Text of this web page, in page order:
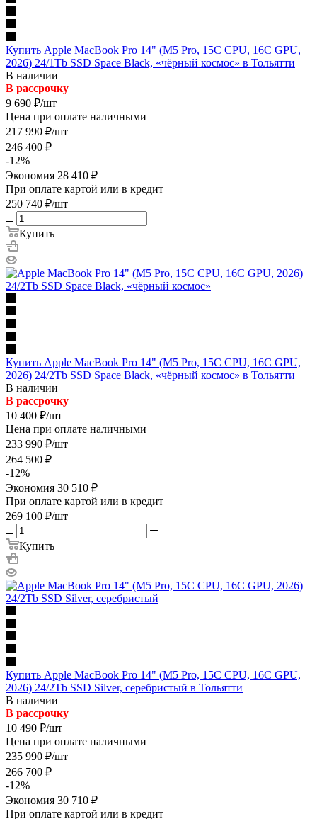
Купить Apple MacBook Pro 14" (M5 Pro, 15C CPU, 16C GPU,
2026) 24/1Tb SSD Space Black, «чёрный космос» в Тольятти
В наличии
В рассрочку
9 690 ₽/шт
Цена при оплате наличными
217 990 ₽/шт
246 400 ₽
-12%
Экономия 28 410 ₽
При оплате картой или в кредит
250 740 ₽/шт
Купить
Купить Apple MacBook Pro 14" (M5 Pro, 15C CPU, 16C GPU,
2026) 24/2Tb SSD Space Black, «чёрный космос» в Тольятти
В наличии
В рассрочку
10 400 ₽/шт
Цена при оплате наличными
233 990 ₽/шт
264 500 ₽
-12%
Экономия 30 510 ₽
При оплате картой или в кредит
269 100 ₽/шт
Купить
Купить Apple MacBook Pro 14" (M5 Pro, 15C CPU, 16C GPU,
2026) 24/2Tb SSD Silver, серебристый в Тольятти
В наличии
В рассрочку
10 490 ₽/шт
Цена при оплате наличными
235 990 ₽/шт
266 700 ₽
-12%
Экономия 30 710 ₽
При оплате картой или в кредит